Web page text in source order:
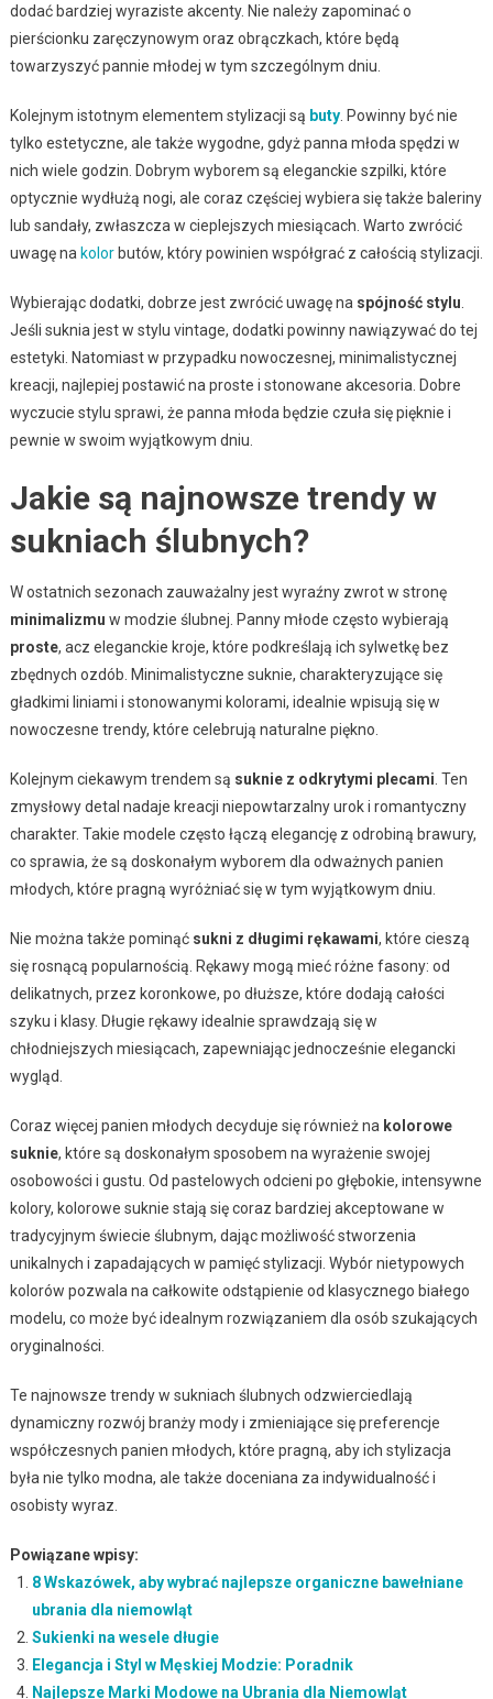
dodać bardziej wyraziste akcenty. Nie należy zapominać o
pierścionku zaręczynowym oraz obrączkach, które będą
towarzyszyć pannie młodej w tym szczególnym dniu.
Kolejnym istotnym elementem stylizacji są buty. Powinny być nie
tylko estetyczne, ale także wygodne, gdyż panna młoda spędzi w
nich wiele godzin. Dobrym wyborem są eleganckie szpilki, które
optycznie wydłużą nogi, ale coraz częściej wybiera się także baleriny
lub sandały, zwłaszcza w cieplejszych miesiącach. Warto zwrócić
uwagę na kolorbutów, który powinien współgrać z całością stylizacji.
Wybierając dodatki, dobrze jest zwrócić uwagę na spójność stylu
Jeśli suknia jest w stylu vintage, dodatki powinny nawiązywać do tej
estetyki. Natomiast w przypadku nowoczesnej, minimalistycznej
kreacji, najlepiej postawić na proste i stonowane akcesoria. Dobre
wyczucie stylu sprawi, że panna młoda będzie czuła się pięknie i
pewnie w swoim wyjątkowym dniu.
Jakie są najnowsze trendy w
sukniach ślubnych?
W ostatnich sezonach zauważalny jest wyraźny zwrot w stronę
minimalizmu w modzie ślubnej. Panny młode często wybierają
proste, acz eleganckie kroje, które podkreślają ich sylwetkę bez
zbędnych ozdób. Minimalistyczne suknie, charakteryzujące się
gładkimi liniami i stonowanymi kolorami, idealnie wpisują się w
nowoczesne trendy, które celebrują naturalne piękno.
Kolejnym ciekawym trendem są suknie z odkrytymi plecami . Ten
zmysłowy detal nadaje kreacji niepowtarzalny urok i romantyczny
charakter. Takie modele często łączą elegancję z odrobiną brawury,
co sprawia, że są doskonałym wyborem dla odważnych panien
młodych, które pragną wyróżniać się w tym wyjątkowym dniu.
Nie można także pominąć sukni z długimi rękawami, które cieszą
się rosnącą popularnością. Rękawy mogą mieć różne fasony: od
delikatnych, przez koronkowe, po dłuższe, które dodają całości
szyku i klasy. Długie rękawy idealnie sprawdzają się w
chłodniejszych miesiącach, zapewniając jednocześnie elegancki
wygląd.
Coraz więcej panien młodych decyduje się również na kolorowe
suknie, które są doskonałym sposobem na wyrażenie swojej
osobowości i gustu. Od pastelowych odcieni po głębokie, intensywne
kolory, kolorowe suknie stają się coraz bardziej akceptowane w
tradycyjnym świecie ślubnym, dając możliwość stworzenia
unikalnych i zapadających w pamięć stylizacji. Wybór nietypowych
kolorów pozwala na całkowite odstąpienie od klasycznego białego
modelu, co może być idealnym rozwiązaniem dla osób szukających
oryginalności.
Te najnowsze trendy w sukniach ślubnych odzwierciedlają
dynamiczny rozwój branży mody i zmieniające się preferencje
współczesnych panien młodych, które pragną, aby ich stylizacja
była nie tylko modna, ale także doceniana za indywidualność i
osobisty wyraz.
Powiązane wpisy:
8 Wskazówek, aby wybrać najlepsze organiczne bawełniane
ubrania dla niemowląt
Sukienki na wesele długie
Elegancja i Styl w Męskiej Modzie: Poradnik
Najlepsze Marki Modowe na Ubrania dla Niemowląt